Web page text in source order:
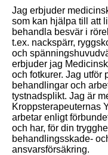
Jag erbjuder
som kan hjälpa till att
behandla besvär i
t.ex. nackspärr,
och
erbjuder jag
och fotkurer. Jag utför
behandlingar och
tystnadsplikt. Jag är
Kroppsterapeuternas
arbetar enligt
och har, för din
behandlingsskade-
ansvarsförsäkring.